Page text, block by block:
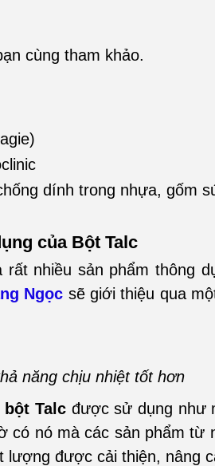
cùng tham khảo.
dính trong nhựa, gốm
của Bột Talc
nhiều sản phẩm thông
Ngọc sẽ giới thiệu qua
năng chịu nhiệt tốt hơn
bột Talcđược sử dụng như
có nó mà các sản phẩm từ
được cải thiện, nâng